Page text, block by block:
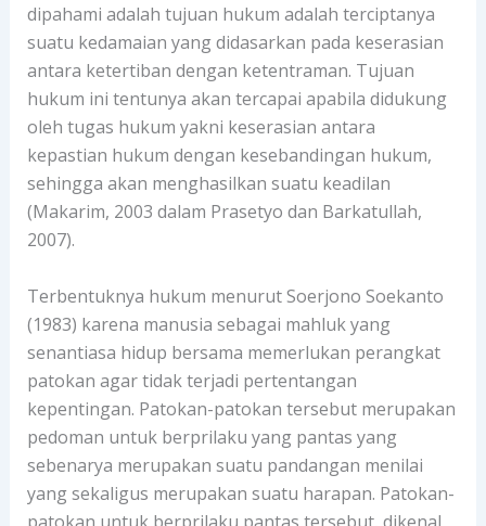
dipahami adalah tujuan hukum adalah terciptanya
suatu kedamaian yang didasarkan pada keserasian
antara ketertiban dengan ketentraman. Tujuan
hukum ini tentunya akan tercapai apabila didukung
oleh tugas hukum yakni keserasian antara
kepastian hukum dengan kesebandingan hukum,
sehingga akan menghasilkan suatu keadilan
(Makarim, 2003 dalam Prasetyo dan Barkatullah,
2007).
Terbentuknya hukum menurut Soerjono Soekanto
(1983) karena manusia sebagai mahluk yang
senantiasa hidup bersama memerlukan perangkat
patokan agar tidak terjadi pertentangan
kepentingan. Patokan-patokan tersebut merupakan
pedoman untuk berprilaku yang pantas yang
sebenarya merupakan suatu pandangan menilai
yang sekaligus merupakan suatu harapan. Patokan-